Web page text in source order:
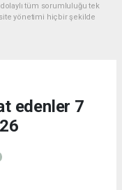
tüm sorumluluğu tek
yönetimi hiçbir şekilde
edenler 7